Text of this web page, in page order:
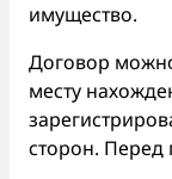
имущество.
Договор
месту
сторон. Перед